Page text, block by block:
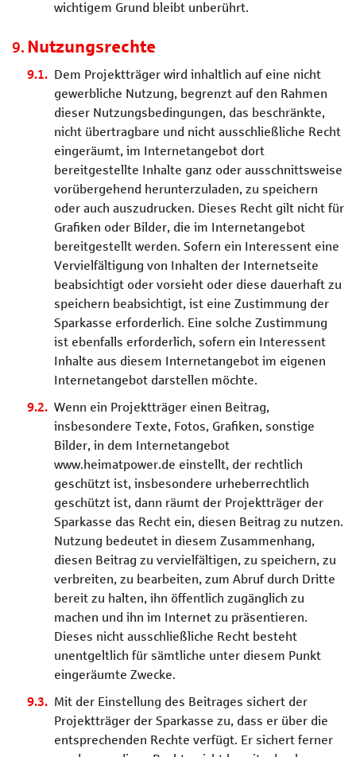
wichtigem Grund bleibt unberührt.
Nutzungsrechte
Dem Projektträger wird inhaltlich auf eine nicht
gewerbliche Nutzung, begrenzt auf den Rahmen
dieser Nutzungsbedingungen, das beschränkte,
nicht übertragbare und nicht ausschließliche Recht
eingeräumt, im Internetangebot dort
bereitgestellte Inhalte ganz oder ausschnittsweise
vorübergehend herunterzuladen, zu speichern
oder auch auszudrucken. Dieses Recht gilt nicht für
Grafiken oder Bilder, die im Internetangebot
bereitgestellt werden. Sofern ein Interessent eine
Vervielfältigung von Inhalten der Internetseite
beabsichtigt oder vorsieht oder diese dauerhaft zu
speichern beabsichtigt, ist eine Zustimmung der
Sparkasse erforderlich. Eine solche Zustimmung
ist ebenfalls erforderlich, sofern ein Interessent
Inhalte aus diesem Internetangebot im eigenen
Internetangebot darstellen möchte.
Wenn ein Projektträger einen Beitrag,
insbesondere Texte, Fotos, Grafiken, sonstige
Bilder, in dem Internetangebot
www.heimatpower.de einstellt, der rechtlich
geschützt ist, insbesondere urheberrechtlich
geschützt ist, dann räumt der Projektträger der
Sparkasse das Recht ein, diesen Beitrag zu nutzen.
Nutzung bedeutet in diesem Zusammenhang,
diesen Beitrag zu vervielfältigen, zu speichern, zu
verbreiten, zu bearbeiten, zum Abruf durch Dritte
bereit zu halten, ihn öffentlich zugänglich zu
machen und ihn im Internet zu präsentieren.
Dieses nicht ausschließliche Recht besteht
unentgeltlich für sämtliche unter diesem Punkt
eingeräumte Zwecke.
Mit der Einstellung des Beitrages sichert der
Projektträger der Sparkasse zu, dass er über die
entsprechenden Rechte verfügt. Er sichert ferner